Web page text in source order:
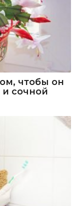
чтобы он
сочной